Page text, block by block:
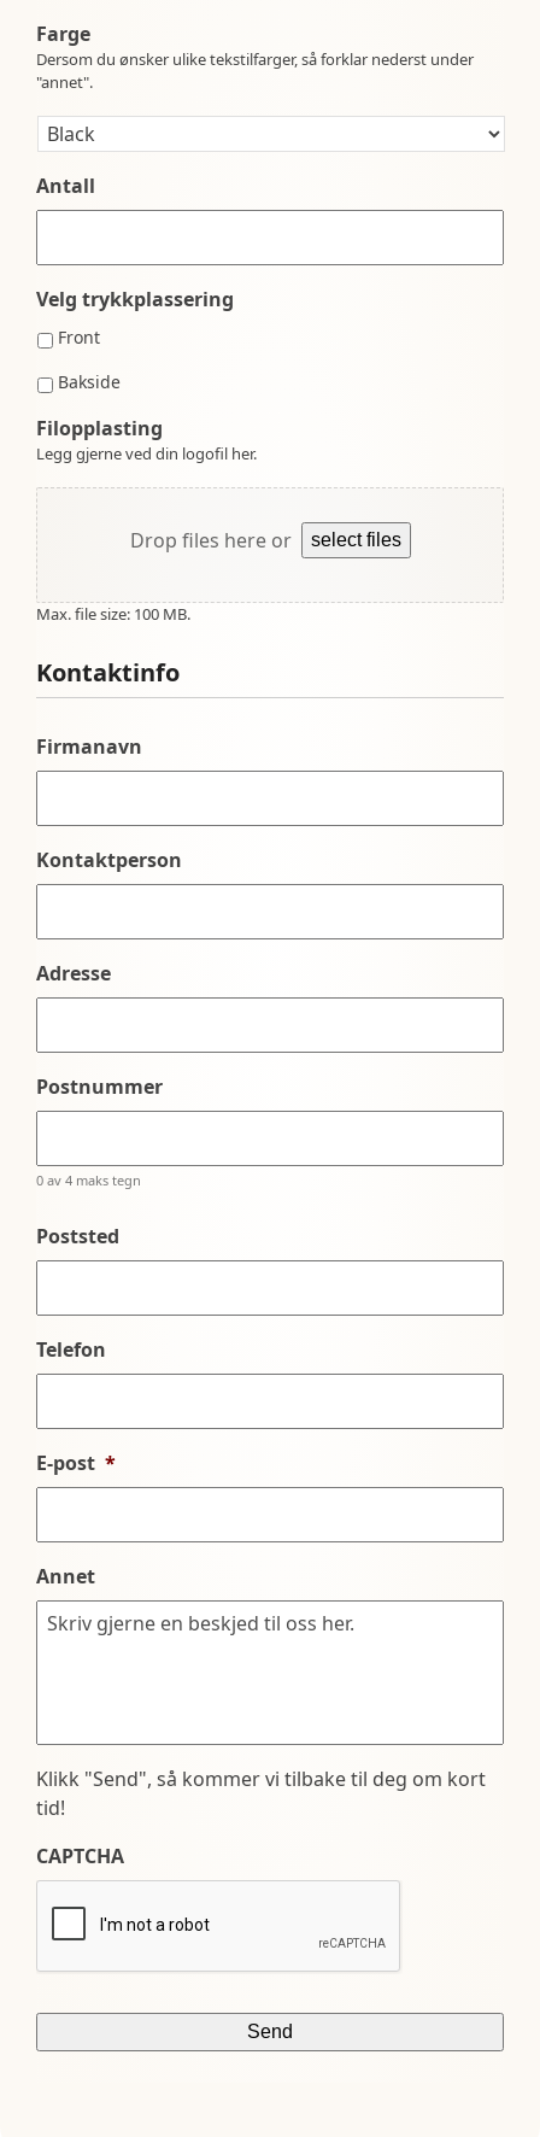
Farge
Dersom du ønsker ulike tekstilfarger, så forklar nederst under
"annet".
Antall
Velg trykkplassering
Front
Bakside
Filopplasting
Legg gjerne ved din logofil her.
Drop files here or select files
Max. file size: 100 MB.
Kontaktinfo
Firmanavn
Kontaktperson
Adresse
Postnummer
0 av 4 maks tegn
Poststed
Telefon
E-post *
Annet
Klikk "Send", så kommer vi tilbake til deg om kort
tid!
CAPTCHA